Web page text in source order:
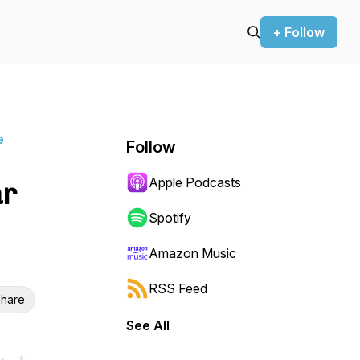
+ Follow
Follow
Apple Podcasts
Spotify
Amazon Music
RSS Feed
See All